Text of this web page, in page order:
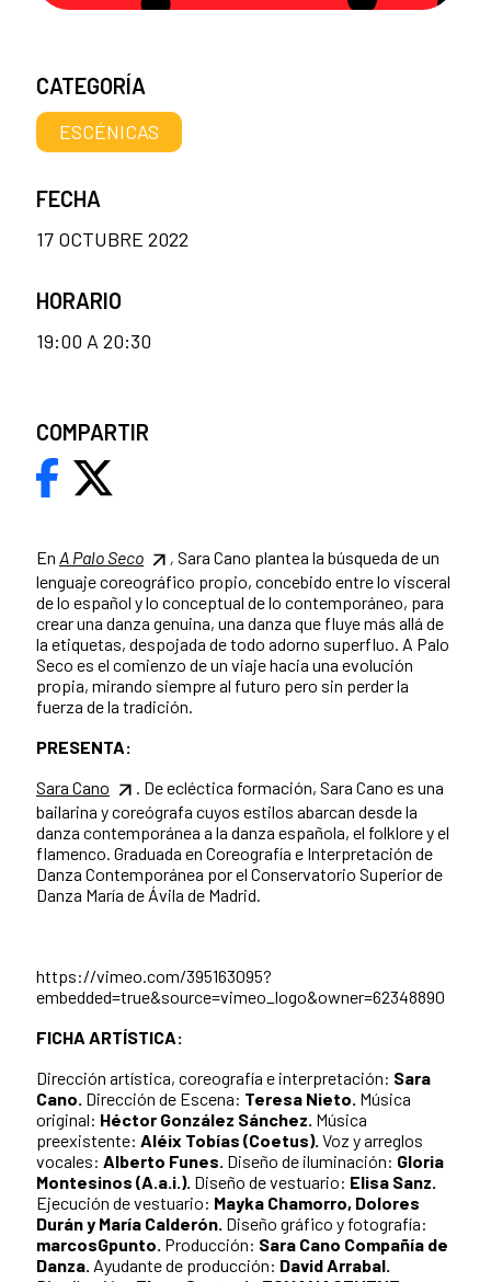
En A Palo Seco , Sara Cano plantea la búsqueda de un
lenguaje coreográfico propio, concebido entre lo visceral
de lo español y lo conceptual de lo contemporáneo, para
crear una danza genuina, una danza que fluye más allá de
la etiquetas, despojada de todo adorno superfluo. A Palo
Seco es el comienzo de un viaje hacia una evolución
propia, mirando siempre al futuro pero sin perder la
fuerza de la tradición.
PRESENTA:
Sara Cano
. De ecléctica formación, Sara Cano es una
bailarina y coreógrafa cuyos estilos abarcan desde la
danza contemporánea a la danza española, el folklore y el
flamenco. Graduada en Coreografía e Interpretación de
Danza Contemporánea por el Conservatorio Superior de
Danza María de Ávila de Madrid.
https://vimeo.com/395163095?
embedded=true&source=vimeo_logo&owner=62348890
FICHA ARTÍSTICA:
Dirección artística, coreografía e interpretación: Sara
Cano. Dirección de Escena: Teresa Nieto. Música
original: Héctor González Sánchez. Música
preexistente: Aléix Tobías (Coetus). Voz y arreglos
vocales: Alberto Funes. Diseño de iluminación: Gloria
Montesinos (A.a.i.). Diseño de vestuario: Elisa Sanz.
Ejecución de vestuario: Mayka Chamorro, Dolores
Durán y María Calderón. Diseño gráfico y fotografía:
marcosGpunto. Producción: Sara Cano Compañía de
Danza. Ayudante de producción: David Arrabal.
CATEGORÍA
ESCÉNICAS
FECHA
17 OCTUBRE 2022
HORARIO
19:00 A 20:30
COMPARTIR